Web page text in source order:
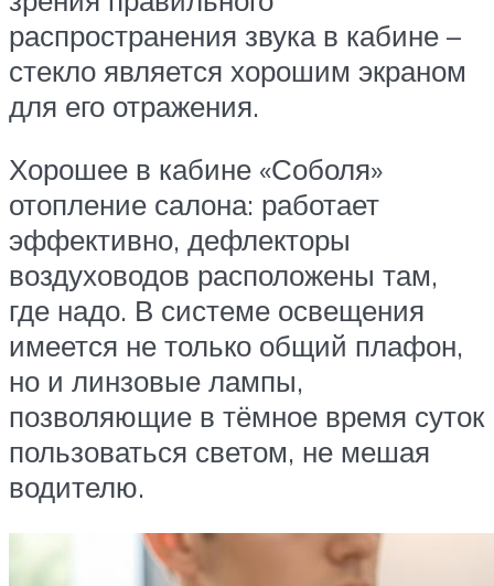
распространения звука в кабине –
стекло является хорошим экраном
для его отражения.
Хорошее в кабине «Соболя»
отопление салона: работает
эффективно, дефлекторы
воздуховодов расположены там,
где надо. В системе освещения
имеется не только общий плафон,
но и линзовые лампы,
позволяющие в тёмное время суток
пользоваться светом, не мешая
водителю.